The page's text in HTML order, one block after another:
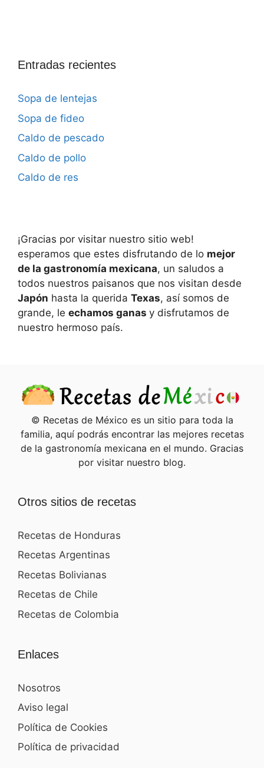
Entradas recientes
Sopa de lentejas
Sopa de fideo
Caldo de pescado
Caldo de pollo
Caldo de res
¡Gracias por visitar nuestro sitio web!
esperamos que estes disfrutando de lo mejor
de la gastronomía mexicana, un saludos a
todos nuestros paisanos que nos visitan desde
Japón hasta la querida Texas, así somos de
grande, le echamos ganas y disfrutamos de
nuestro hermoso país.
© Recetas de México es un sitio para toda la
familia, aquí podrás encontrar las mejores recetas
de la gastronomía mexicana en el mundo. Gracias
por visitar nuestro blog.
Otros sitios de recetas
Recetas de Honduras
Recetas Argentinas
Recetas Bolivianas
Recetas de Chile
Recetas de Colombia
Enlaces
Nosotros
Aviso legal
Política de Cookies
Política de privacidad